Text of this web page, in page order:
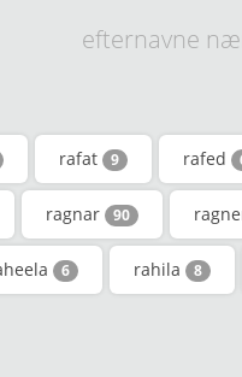
efternavne
rafat 9 rafed
ragnar 90
6 rahila 8